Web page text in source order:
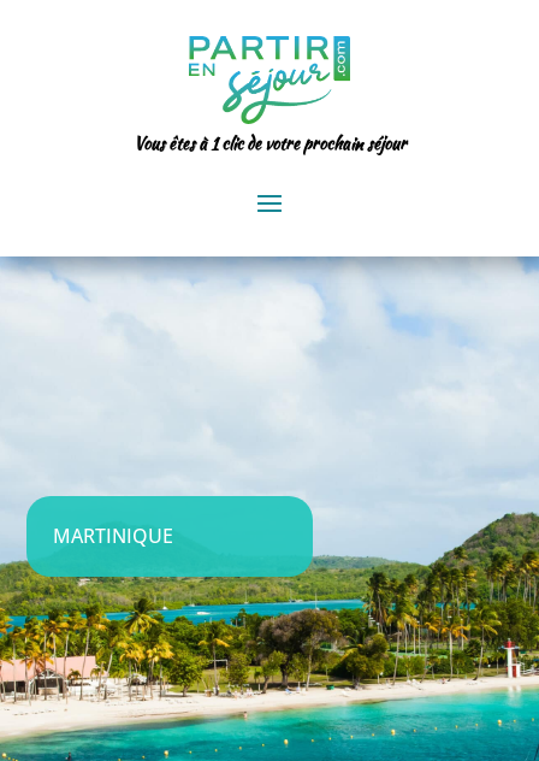
Vous êtes à 1 clic de votre prochain séjour
MARTINIQUE